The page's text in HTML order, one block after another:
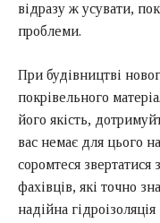
відразу ж усувати,
проблеми.
При будівництві
покрівельного
його якість,
вас немає для цього
соромтеся
фахівців, які точно
надійна